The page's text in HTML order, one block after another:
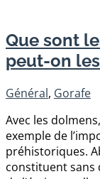
Que sont
peut-on
Général, Gorafe
Avec les
exemple de
préhistoriques.
constituent sans